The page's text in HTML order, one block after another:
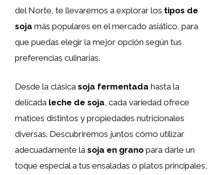
del Norte, te llevaremos a explorar los tipos de
soja más populares en el mercado asiático, para
que puedas elegir la mejor opción según tus
preferencias culinarias.
Desde la clásica soja fermentada hasta la
delicada leche de soja , cada variedad ofrece
matices distintos y propiedades nutricionales
diversas. Descubriremos juntos cómo utilizar
adecuadamente la soja en grano para darle un
toque especial a tus ensaladas o platos principales,